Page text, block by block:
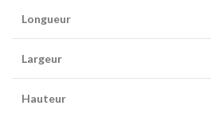
Longueur
Largeur
Hauteur